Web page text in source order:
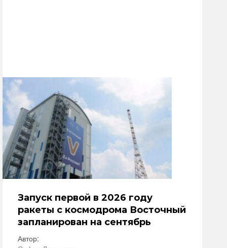
Запуск первой в 2026 году
ракеты с космодрома Восточный
запланирован на сентябрь
Автор: